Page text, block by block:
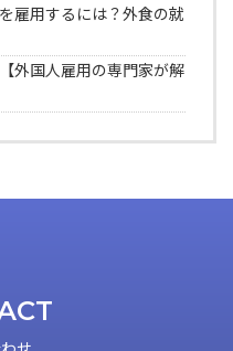
雇用するには？外食の就
外国人雇用の専門家が解